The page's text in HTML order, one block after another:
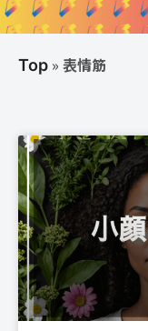
Top » 表情筋